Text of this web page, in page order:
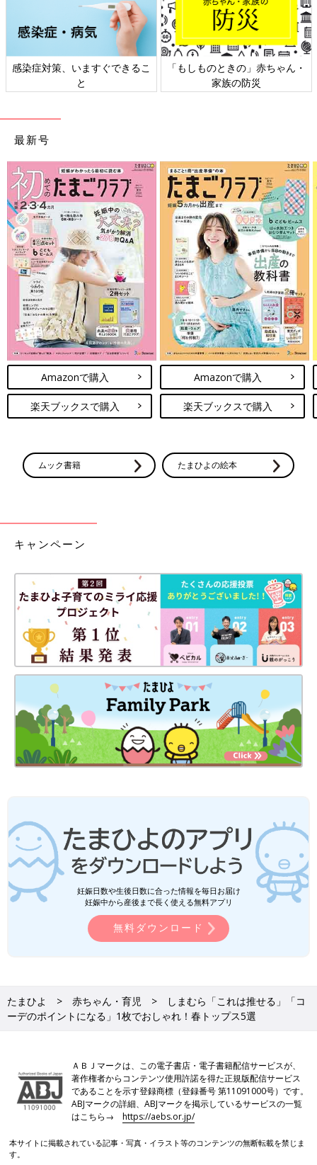
赤ちゃん・
日本外来小児科学会リーフレッ
六星占術 細木かお
最新号
Amazonで購入
楽天ブックスで購入
Amazonで購入
楽天ブックスで購入
ムック書籍 たまひよの絵本
キャンペーン
妊娠日数や生後日数に合った情報を毎日お届け
妊娠中から産後まで長く使える無料アプリ
無料ダウンロード
たまひよ 赤ちゃん・育児
しまむら「これは推せる」「コ
ーデのポイントになる」1枚でおしゃれ！春トップス5選
ＡＢＪマークは、この電子書店・電子書籍配信サービスが、
著作権者からコンテンツ使用許諾を得た正規版配信サービス
であることを示す登録商標（登録番号 第11091000号）です。
ABJマークの詳細、ABJマークを掲示しているサービスの一覧
はこちら→https://aebs.or.jp/
本サイトに掲載されている記事・写真・イラスト等のコンテンツの無断転載を禁じま
す。